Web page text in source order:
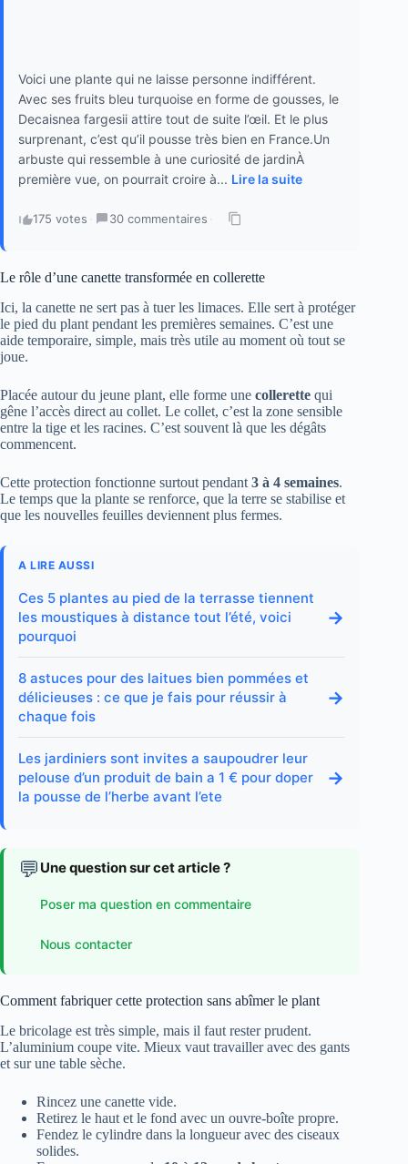
Voici une plante qui ne laisse personne indifférent.
Avec ses fruits bleu turquoise en forme de gousses, le
Decaisnea fargesii attire tout de suite l’œil. Et le plus
surprenant, c’est qu’il pousse très bien en France.Un
arbuste qui ressemble à une curiosité de jardinÀ
première vue, on pourrait croire à... Lire la suite
175 votes · 30 commentaires ·
Le rôle d’une canette transformée en collerette
Ici, la canette ne sert pas à tuer les limaces. Elle sert à protéger
le pied du plant pendant les premières semaines. C’est une
aide temporaire, simple, mais très utile au moment où tout se
joue.
Placée autour du jeune plant, elle forme une collerette qui
gêne l’accès direct au collet. Le collet, c’est la zone sensible
entre la tige et les racines. C’est souvent là que les dégâts
commencent.
Cette protection fonctionne surtout pendant 3 à 4 semaines.
Le temps que la plante se renforce, que la terre se stabilise et
que les nouvelles feuilles deviennent plus fermes.
A LIRE AUSSI
Ces 5 plantes au pied de la terrasse tiennent
les moustiques à distance tout l’été, voici
pourquoi
→
8 astuces pour des laitues bien pommées et
délicieuses : ce que je fais pour réussir à
chaque fois
→
Les jardiniers sont invites a saupoudrer leur
pelouse d’un produit de bain a 1 € pour doper
la pousse de l’herbe avant l’ete
→
💬 Une question sur cet article ?
Poser ma question en commentaire
Nous contacter
Comment fabriquer cette protection sans abîmer le plant
Le bricolage est très simple, mais il faut rester prudent.
L’aluminium coupe vite. Mieux vaut travailler avec des gants
et sur une table sèche.
Rincez une canette vide.
Retirez le haut et le fond avec un ouvre-boîte propre.
Fendez le cylindre dans la longueur avec des ciseaux
solides.